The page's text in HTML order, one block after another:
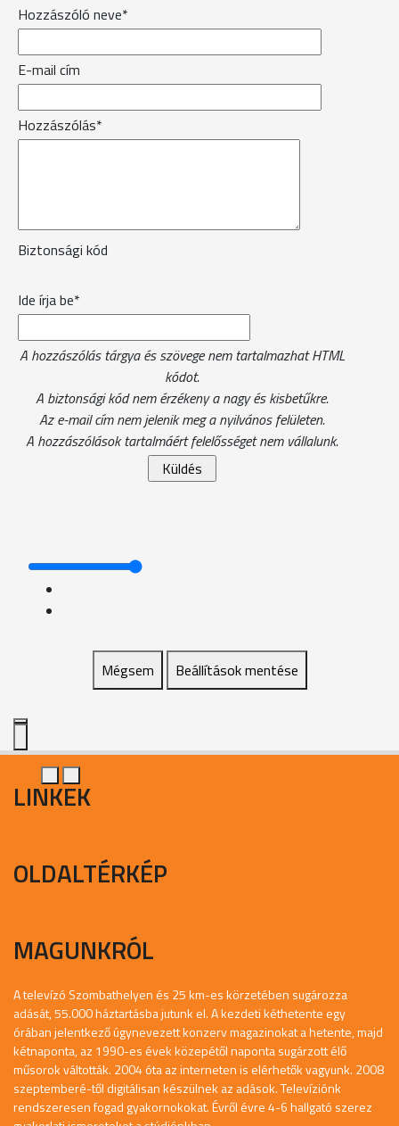
Hozzászóló neve*
E-mail cím
Hozzászólás*
Biztonsági kód
Ide írja be*
A hozzászólás tárgya és szövege nem tartalmazhat HTML
kódot.
A biztonsági kód nem érzékeny a nagy és kisbetűkre.
Az e-mail cím nem jelenik meg a nyilvános felületen.
A hozzászólások tartalmáért felelősséget nem vállalunk.
Mégsem Beállítások mentése
LINKEK
OLDALTÉRKÉP
MAGUNKRÓL
A televízó Szombathelyen és 25 km-es körzetében sugározza
adását, 55.000 háztartásba jutunk el. A kezdeti kéthetente egy
órában jelentkező úgynevezett konzerv magazinokat a hetente, majd
kétnaponta, az 1990-es évek közepétől naponta sugárzott élő
műsorok váltották. 2004 óta az interneten is elérhetők vagyunk. 2008
szeptemberé-től digitálisan készülnek az adások. Televíziónk
rendszeresen fogad gyakornokokat. Évről évre 4-6 hallgató szerez